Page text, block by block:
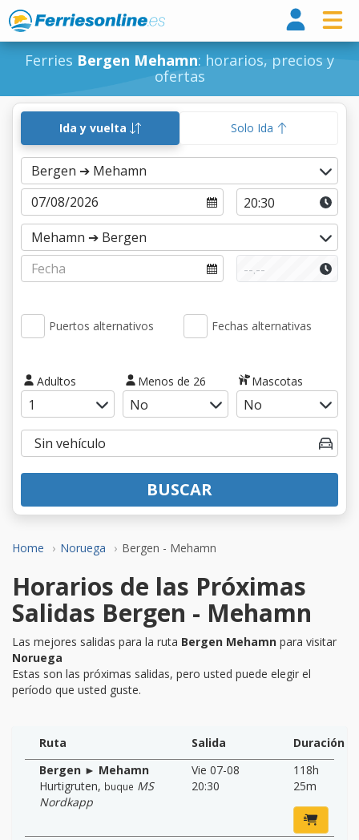
Ferries Bergen Mehamn: horarios, precios y
ofertas
Home Noruega Bergen - Mehamn
Ida y vuelta Solo Ida
Puertos alternativos Fechas alternativas
Adultos Menos de 26 Mascotas
BUSCAR
Horarios de las Próximas
Salidas Bergen - Mehamn
Las mejores salidas para la ruta Bergen Mehamn para visitar
Noruega
Estas son las próximas salidas, pero usted puede elegir el
período que usted guste.
Ruta Salida
Duración
Bergen ► Mehamn
Hurtigruten, buque MS
Nordkapp
Vie 07-08
20:30
118h
25m